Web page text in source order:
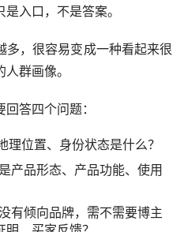
入口，不是答案。
，很容易变成一种看起来很
群画像。
答四个问题：
位置、身份状态是什么？
产品形态、产品功能、使用
有倾向品牌，需不需要博主